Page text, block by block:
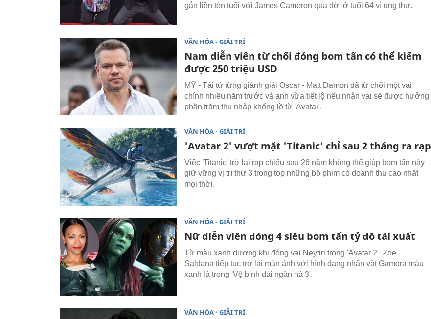
gắn liền tên tuổi với James Cameron qua đời ở tuổi 64 vì ung thư.
VĂN HÓA - GIẢI TRÍ
Nam diễn viên từ chối đóng bom tấn có thể kiếm
được 250 triệu USD
MỸ - Tài tử từng giành giải Oscar - Matt Damon đã từ chối một vai
chính nhiều năm trước và anh vừa tiết lộ nếu nhận vai sẽ được hưởng
phần trăm thu nhập khổng lồ từ 'Avatar'.
VĂN HÓA - GIẢI TRÍ
'Avatar 2' vượt mặt 'Titanic' chỉ sau 2 tháng ra rạp
Việc 'Titanic' trở lại rạp chiếu sau 26 năm không thể giúp bom tấn này
giữ vững vị trí thứ 3 trong top những bộ phim có doanh thu cao nhất
mọi thời.
VĂN HÓA - GIẢI TRÍ
Nữ diễn viên đóng 4 siêu bom tấn tỷ đô tái xuất
Từ màu xanh dương khi đóng vai Neytiri trong 'Avatar 2', Zoe
Saldana tiếp tục trở lại màn ảnh với hình dạng nhân vật Gamora màu
xanh lá trong 'Vệ binh dải ngân hà 3'.
VĂN HÓA - GIẢI TRÍ